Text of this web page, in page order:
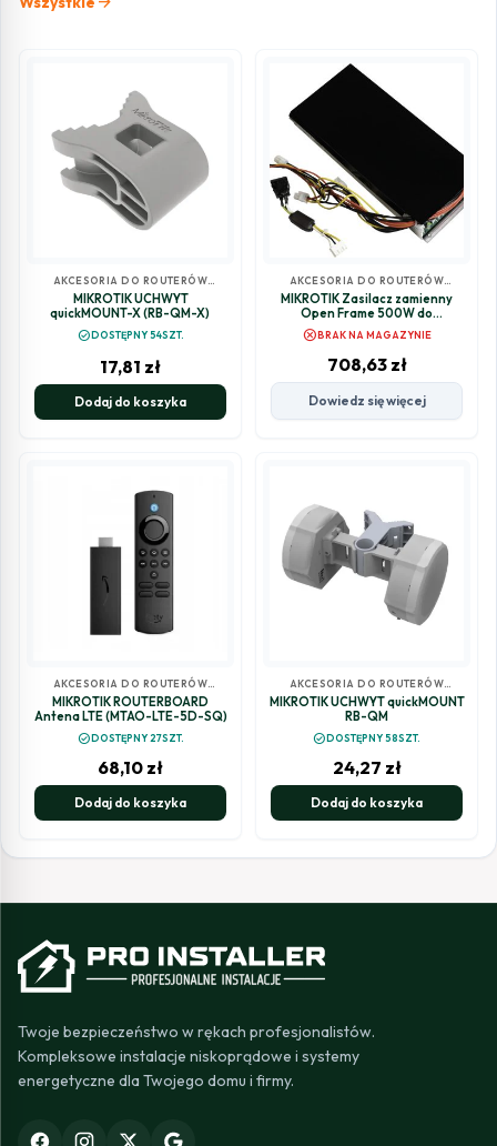
AKCESORIA DO ROUTERÓW
MIKROTIK
MIKROTIK UCHWYT
quickMOUNT-X (RB-QM-X)
check_circleDOSTĘPNY 54SZT.
17,81 zł
Dodaj do koszyka
AKCESORIA DO ROUTERÓW
MIKROTIK
MIKROTIK Zasilacz zamienny
Open Frame 500W do
przełącznika CRS328-24P-
4S+RM
cancelBRAK NA MAGAZYNIE
708,63 zł
Dowiedz się więcej
AKCESORIA DO ROUTERÓW
MIKROTIK
MIKROTIK ROUTERBOARD
Antena LTE (MTAO-LTE-5D-SQ)
check_circleDOSTĘPNY 27SZT.
68,10 zł
Dodaj do koszyka
AKCESORIA DO ROUTERÓW
MIKROTIK
MIKROTIK UCHWYT quickMOUNT
RB-QM
check_circleDOSTĘPNY 58SZT.
24,27 zł
Dodaj do koszyka
Twoje bezpieczeństwo w rękach profesjonalistów.
Kompleksowe instalacje niskoprądowe i systemy
energetyczne dla Twojego domu i firmy.